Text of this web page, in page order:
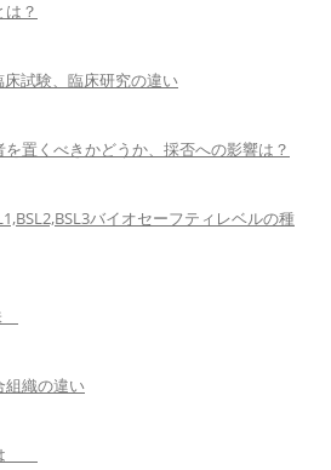
？
床試験、臨床研究の違い
置くべきかどうか、採否への影響は？
バイオセーフティレベルの種
組織の違い
は